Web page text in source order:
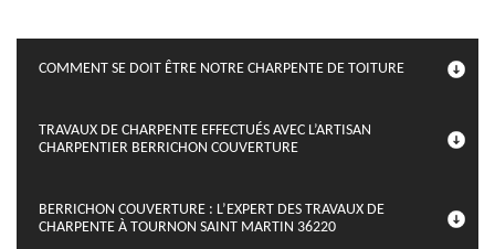
COMMENT SE DOIT ÊTRE NOTRE CHARPENTE DE TOITURE
TRAVAUX DE CHARPENTE EFFECTUÉS AVEC L’ARTISAN
CHARPENTIER BERRICHON COUVERTURE
BERRICHON COUVERTURE : L’EXPERT DES TRAVAUX DE
CHARPENTE À TOURNON SAINT MARTIN 36220